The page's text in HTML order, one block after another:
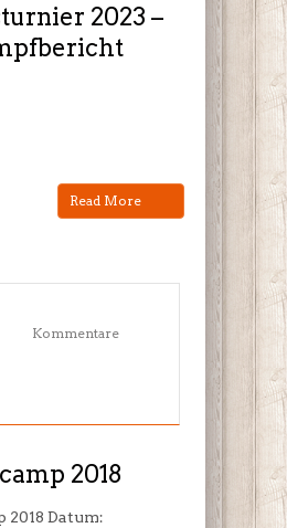
2023 –
Read More
Kommentare
2018
2018 Datum: